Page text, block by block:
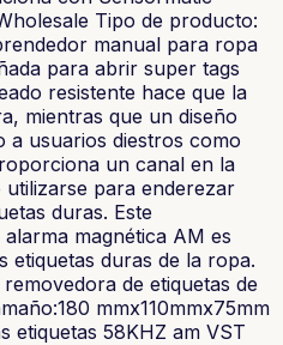
Tipo de producto:
manual para ropa
para abrir super tags
resistente hace que la
mientras que un diseño
a usuarios diestros como
un canal en la
utilizarse para enderezar
duras. Este
magnética AM es
etiquetas duras de la ropa.
de etiquetas de
mmx110mmx75mm
etiquetas 58KHZ am VST